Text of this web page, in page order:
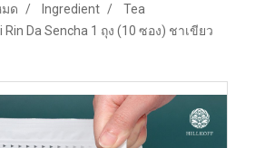
ด Ingredient
Tea
Da Sencha 1 ถุง (10 ซอง) ชาเขียว